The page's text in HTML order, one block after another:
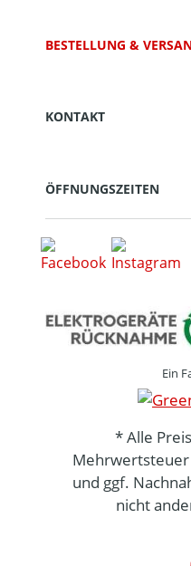
BESTELLUNG &
KONTAKT
ÖFFNUNGSZEITEN
Ein
* Alle
Mehrwertsteuer
und ggf.
nicht